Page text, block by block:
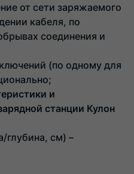
от сети заряжаемого
кабеля, по
соединения и
(по одному для
и
станции Кулон
глубина, см) –